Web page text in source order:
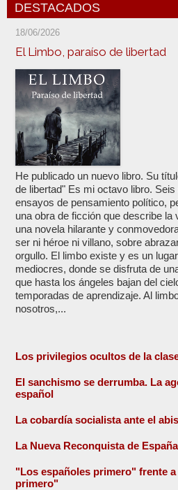
DESTACADOS
18/06/2026
El Limbo, paraíso de libertad
He publicado un nuevo libro. Su
de libertad" Es mi octavo libro.
ensayos de pensamiento político,
una obra de ficción que describe la
una novela hilarante y
ser ni héroe ni villano, sobre
orgullo. El limbo existe y es un
mediocres, donde se disfruta de
que hasta los ángeles bajan del
temporadas de aprendizaje. Al
nosotros,...
Los privilegios ocultos de la
El sanchismo se derrumba. La
español
La cobardía socialista ante el
La Nueva Reconquista de España
"Los españoles primero" frente
primero"